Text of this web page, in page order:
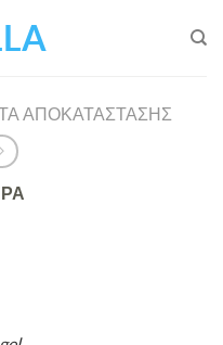
ΑΠΟΚΑΤΆΣΤΑΣΗΣ